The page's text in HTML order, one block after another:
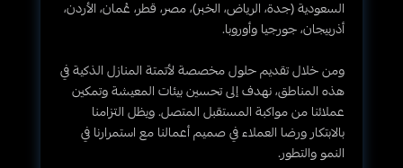
السعودية (جدة، الرياض، الخبر)، مصر، قطر، عُمان، الأردن،
أذربيجان، جورجيا وأوروبا.
ومن خلال تقديم حلول مخصصة لأتمتة المنازل الذكية في
هذه المناطق، نهدف إلى تحسين بيئات المعيشة وتمكين
عملائنا من مواكبة المستقبل المتصل. ويظل التزامنا
بالابتكار ورضا العملاء في صميم أعمالنا مع استمرارنا في
النمو والتطور.